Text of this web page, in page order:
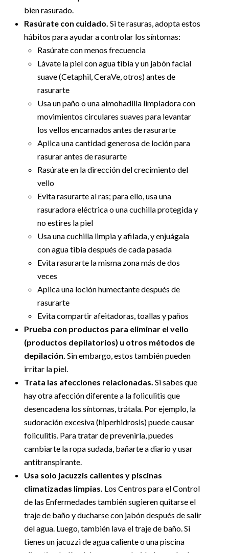
bien rasurado.
Rasúrate con cuidado. Si te rasuras, adopta estos
hábitos para ayudar a controlar los síntomas:
Rasúrate con menos frecuencia
Lávate la piel con agua tibia y un jabón facial
suave (Cetaphil, CeraVe, otros) antes de
rasurarte
Usa un paño o una almohadilla limpiadora con
movimientos circulares suaves para levantar
los vellos encarnados antes de rasurarte
Aplica una cantidad generosa de loción para
rasurar antes de rasurarte
Rasúrate en la dirección del crecimiento del
vello
Evita rasurarte al ras; para ello, usa una
rasuradora eléctrica o una cuchilla protegida y
no estires la piel
Usa una cuchilla limpia y afilada, y enjuágala
con agua tibia después de cada pasada
Evita rasurarte la misma zona más de dos
veces
Aplica una loción humectante después de
rasurarte
Evita compartir afeitadoras, toallas y paños
Prueba con productos para eliminar el vello
(productos depilatorios) u otros métodos de
depilación. Sin embargo, estos también pueden
irritar la piel.
Trata las afecciones relacionadas. Si sabes que
hay otra afección diferente a la foliculitis que
desencadena los síntomas, trátala. Por ejemplo, la
sudoración excesiva (hiperhidrosis) puede causar
foliculitis. Para tratar de prevenirla, puedes
cambiarte la ropa sudada, bañarte a diario y usar
antitranspirante.
Usa solo jacuzzis calientes y piscinas
climatizadas limpias. Los Centros para el Control
de las Enfermedades también sugieren quitarse el
traje de baño y ducharse con jabón después de salir
del agua. Luego, también lava el traje de baño. Si
tienes un jacuzzi de agua caliente o una piscina